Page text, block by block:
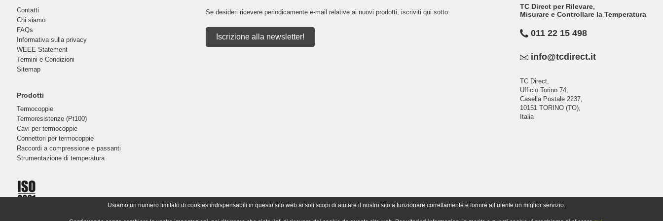
Contatti
Chi siamo
FAQs
Informativa sulla privacy
WEEE Statement
Termini e Condizioni
Sitemap
Prodotti
Termocoppie
Termoresistenze (Pt100)
Cavi per termocoppie
Connettori per termocoppie
Raccordi a compressione e passanti
Strumentazione di temperatura
Se desideri ricevere periodicamente e-mail relative ai nuovi prodotti, iscriviti qui sotto:
Iscrizione alla newsletter!
TC Direct per Rilevare,
Misurare e Controllare la Temperatura
011 22 15 498
info@tcdirect.it
TC Direct,
Ufficio Torino 74,
Casella Postale 2237,
10151 TORINO (TO),
Italia
Usiamo un numero limitato di cookies indispensabili in questo sito web ai soli scopi di aiutare il nostro sito a funzionare correttamente e fornire all’utente un miglior servizio.